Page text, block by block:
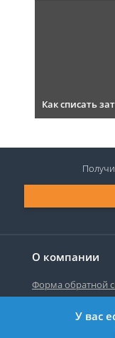
Как списать
О компании
Форма обратной
©2019-2026 Все
У вас